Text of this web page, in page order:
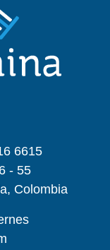
6615
- 55
Colombia